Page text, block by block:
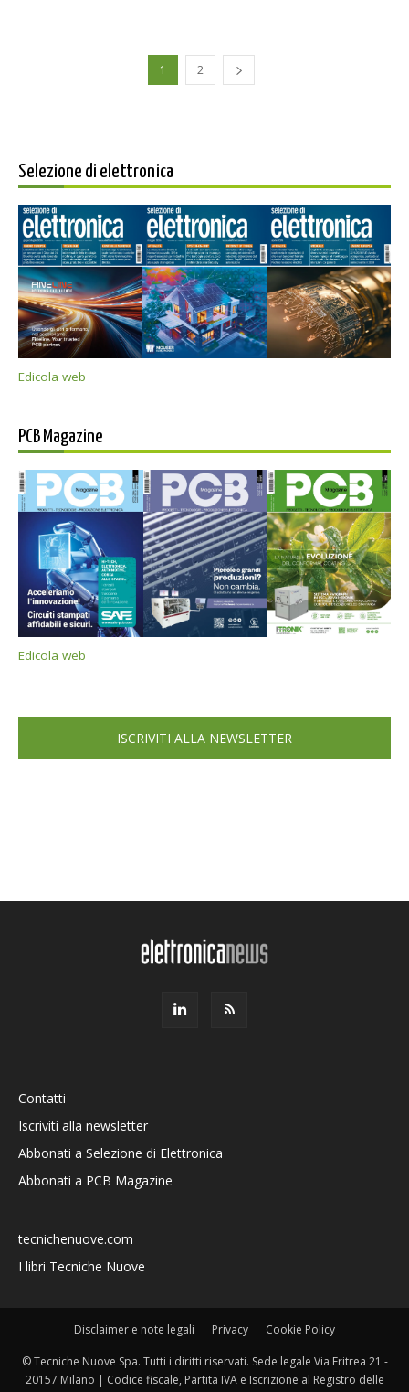
1 2
Selezione di elettronica
Edicola web
PCB Magazine
Edicola web
ISCRIVITI ALLA NEWSLETTER
Contatti
Iscriviti alla newsletter
Abbonati a Selezione di Elettronica
Abbonati a PCB Magazine
tecnichenuove.com
I libri Tecniche Nuove
Disclaimer e note legali Privacy Cookie Policy
© Tecniche Nuove Spa. Tutti i diritti riservati. Sede legale Via Eritrea 21 -
20157 Milano | Codice fiscale, Partita IVA e Iscrizione al Registro delle